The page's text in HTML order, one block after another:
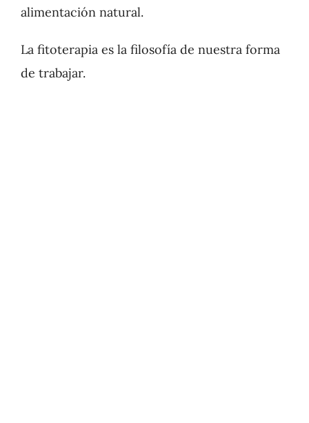
alimentación natural.
La fitoterapia es la filosofía de nuestra forma
de trabajar.